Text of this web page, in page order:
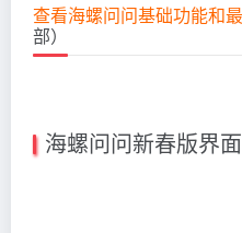
查看海螺问问基础功能和
部）
海螺问问新春版界面